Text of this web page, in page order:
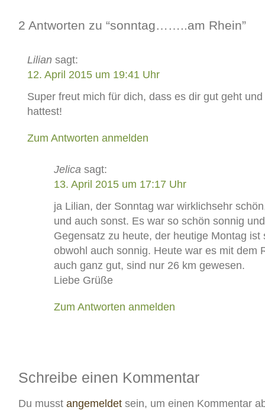
2 Antworten zu “sonntag……..am Rhein”
Lilian sagt:
12. April 2015 um 19:41 Uhr
Super freut mich für dich, dass es dir gut geht
hattest!
Zum Antworten anmelden
Jelica sagt:
13. April 2015 um 17:17 Uhr
ja Lilian, der Sonntag war wirklichsehr
und auch sonst. Es war so schön sonnig
Gegensatz zu heute, der heutige Montag ist
obwohl auch sonnig. Heute war es mit dem
auch ganz gut, sind nur 26 km gewesen.
Liebe Grüße
Zum Antworten anmelden
Schreibe einen Kommentar
Du musst angemeldet sein, um einen Kommentar